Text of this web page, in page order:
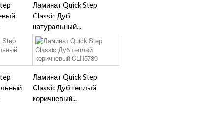
Ламинат Quick Step
Classic Дуб
натуральный...
Ламинат Quick Step
Classic Дуб теплый
коричневый...